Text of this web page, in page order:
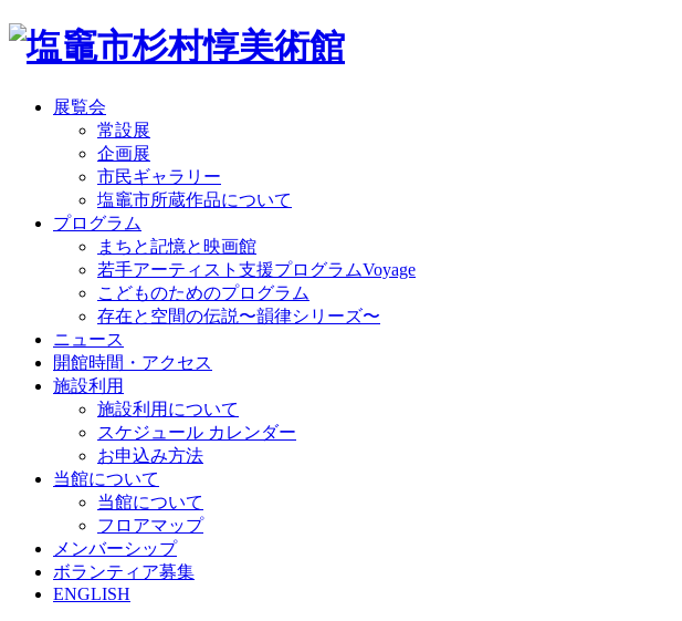
展覧会
常設展
企画展
市民ギャラリー
塩竈市所蔵作品について
プログラム
まちと記憶と映画館
若手アーティスト支援プログラムVoyage
こどものためのプログラム
存在と空間の伝説〜韻律シリーズ〜
ニュース
開館時間・アクセス
施設利用
施設利用について
スケジュール カレンダー
お申込み方法
当館について
当館について
フロアマップ
メンバーシップ
ボランティア募集
ENGLISH